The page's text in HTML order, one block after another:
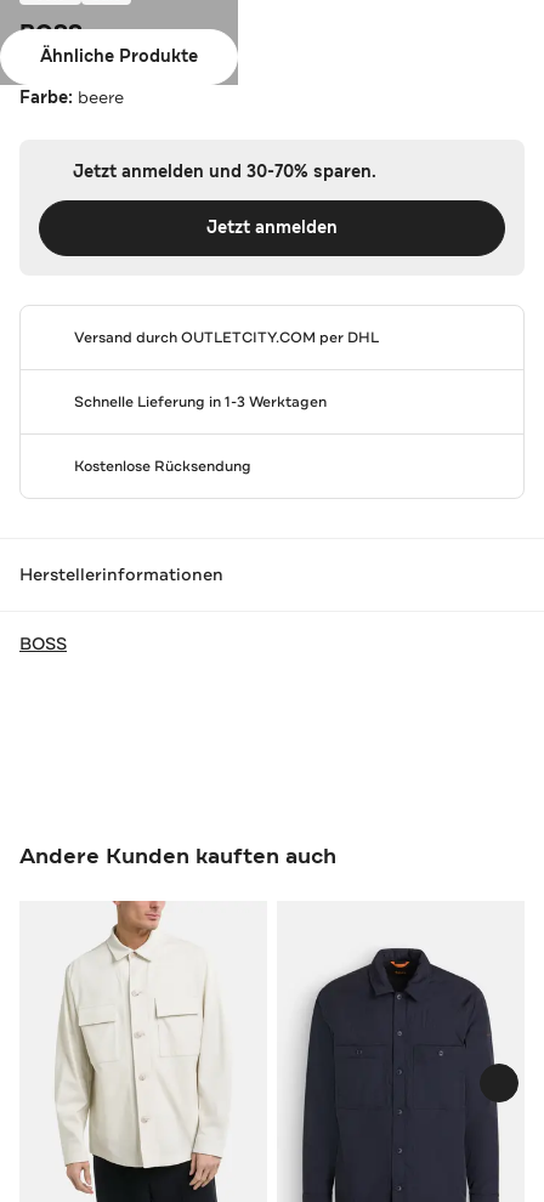
Ähnliche Produkte
BOSS
Overshirt 'Carper' beere
Farbe: beere
Jetzt anmelden und 30-70% sparen.
Jetzt anmelden
Versand durchOUTLETCITY.COM per DHL
Schnelle Lieferung in 1-3 Werktagen
Kostenlose Rücksendung
Herstellerinformationen
BOSS
Andere Kunden kauften auch